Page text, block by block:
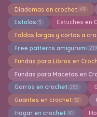
Diademas en crochet 49
Estolas 3 Estuches en
Faldas largas y cortas a
Free patterns amigurumi
Fundas para Libros en
Fundas para Macetas en
Gorros en crochet 282
Guantes en crochet 32
Hogar en crochet 41